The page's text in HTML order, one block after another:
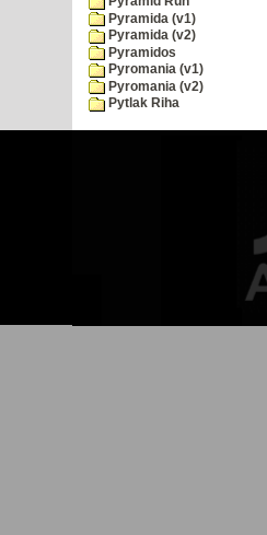
Pyramida (v1)
Pyramida (v2)
Pyramidos
Pyromania (v1)
Pyromania (v2)
Pytlak Riha